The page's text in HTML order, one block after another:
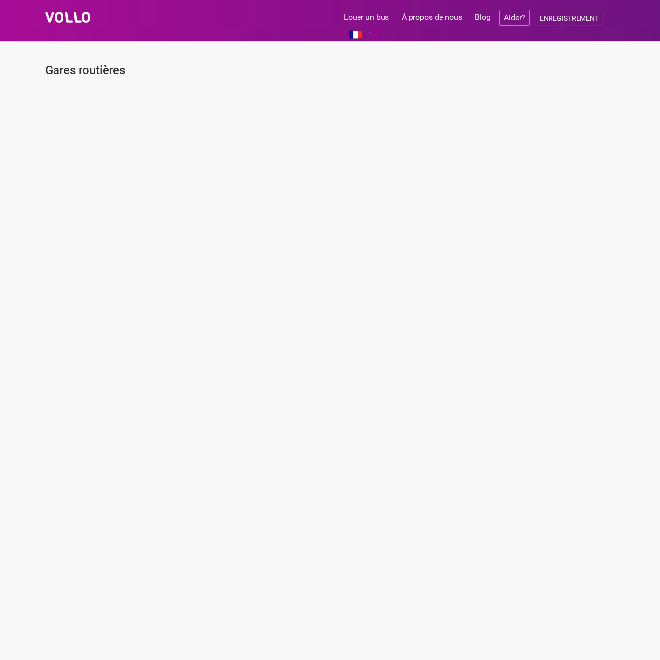
Louer un bus À propos de nous Blog Aider? ENREGISTREMENT
Gares routières